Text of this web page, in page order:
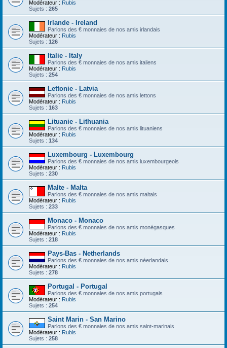
Modérateur : Rubis
Sujets : 265
Irlande - Ireland
Parlons des € monnaies de nos amis irlandais
Modérateur : Rubis
Sujets : 126
Italie - Italy
Parlons des € monnaies de nos amis italiens
Modérateur : Rubis
Sujets : 254
Lettonie - Latvia
Parlons des € monnaies de nos amis lettons
Modérateur : Rubis
Sujets : 163
Lituanie - Lithuania
Parlons des € monnaies de nos amis lituaniens
Modérateur : Rubis
Sujets : 134
Luxembourg - Luxembourg
Parlons des € monnaies de nos amis luxembourgeois
Modérateur : Rubis
Sujets : 230
Malte - Malta
Parlons des € monnaies de nos amis maltais
Modérateur : Rubis
Sujets : 233
Monaco - Monaco
Parlons des € monnaies de nos amis monégasques
Modérateur : Rubis
Sujets : 218
Pays-Bas - Netherlands
Parlons des € monnaies de nos amis néerlandais
Modérateur : Rubis
Sujets : 278
Portugal - Portugal
Parlons des € monnaies de nos amis portugais
Modérateur : Rubis
Sujets : 254
Saint Marin - San Marino
Parlons des € monnaies de nos amis saint-marinais
Modérateur : Rubis
Sujets : 258